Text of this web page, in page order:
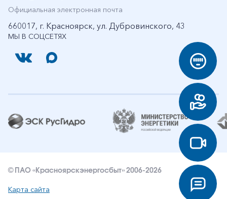
МЫ В СОЦСЕТЯХ
Официальная электронная почта
660017, г. Красноярск, ул. Дубровинского, 43
© ПАО «Красноярскэнергосбыт» 2006-2026
Карта сайта